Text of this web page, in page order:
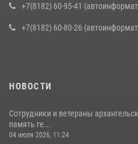
+7(8182) 60-95-41
+7(8182) 60-80-26
НОВОСТИ
Сотрудники и ветераны
память ге...
04 июля 2026, 11:24